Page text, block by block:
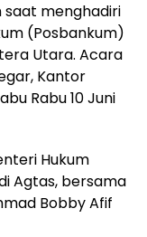
menghadiri
(Posbankum)
Utara. Acara
Kantor
Rabu 10 Juni
Hukum
Agtas, bersama
Bobby Afif